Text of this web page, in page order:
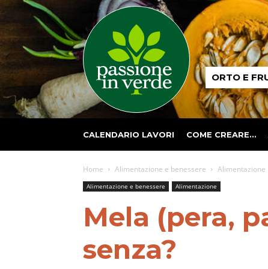
Passione
in ORTO E
CALENDARIO LAVORI COME CREARE…
Home Alimentazione e benessere Alimentazione
Alimentazione e benessere Alimentazione
Mela (pera,
senza?